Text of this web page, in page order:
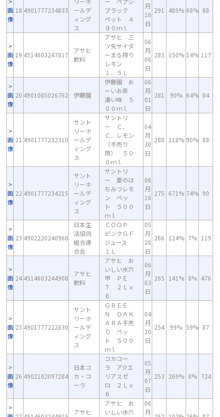
画
像
18 4901777234833
ールデ
ィング
ス
ブラック
ペット ４
９０ｍｌ
月
16
日
291 485% 68% 88
画
像
19 4514603247817
アサヒ
飲料
アサヒ 三
ツ矢サイダ
ーまる搾り
レモン
１．５Ｌ
06
月
06
日
283 150% 14% 117
画
像
20 4901085026762 伊藤園
伊藤園 お
ーいお茶
濃い味 ５
００ｍｌ
06
月
01
日
281 90% 64% 84
画
像
21 4901777232310
サント
リーホ
ールデ
ィング
ス
サントリ
ー Ｃ．
Ｃ．レモン
（手売り
用） ５０
０ｍｌ
04
月
30
日
280 118% 90% 88
画
像
22 4901777234215
サント
リーホ
ールデ
ィング
ス
サントリ
ー 夏のは
ちみつレモ
ン ペッ
ト ５００
ｍｌ
06
月
16
日
275 671% 74% 90
画
像
23 4902220240968
日本生
活協同
組合連
合会
ＣＯＯＰ
ピンクＧＦ
ジュース
１Ｌ
05
月
28
日
266 124% 7% 119
画
像
24 4514603244908
アサヒ
飲料
アサヒ お
いしい水六
甲 ＰＥ
Ｔ ２Ｌｘ
６
06
月
03
日
265 141% 8% 476
画
像
25 4901777222830
サント
リーホ
ールデ
ィング
ス
ＧＲＥＥ
Ｎ ＤＡＫ
ＡＲＡ手売
り ペッ
ト ５００
ｍｌ
04
月
20
日
254 99% 59% 87
画
像
26 4902102097284
日本コ
カ・コ
ーラ
コカコー
ラ アクエ
リアスゼ
ロ ２Ｌｘ
６
05
月
07
日
253 269% 8% 724
アサヒ
アサヒ お
いしい水六
06
月